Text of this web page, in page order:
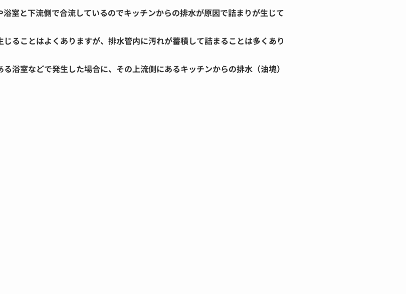
室と下流側で合流しているのでキッチンからの排水が原因で詰まりが生じて
ることはよくありますが、排水管内に汚れが蓄積して詰まることは多くあり
浴室などで発生した場合に、その上流側にあるキッチンからの排水（油塊）